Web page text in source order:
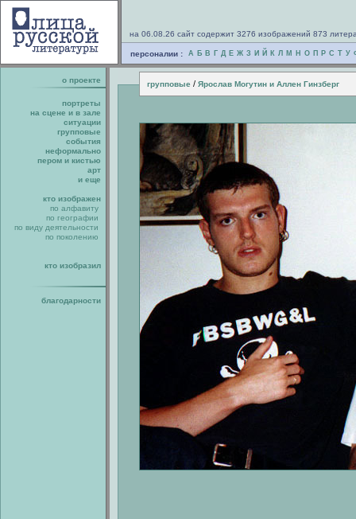
на 06.08.26 сайт содержит 3276 изображений 873
персоналии : А Б В Г Д Е Ж З И Й К Л М Н О П Р С Т У
о проекте групповые / Ярослав Могутин и Аллен Гинзберг
портреты
на сцене и в зале
ситуации
групповые
события
неформально
пером и кистью
арт
и еще
кто изображен
по алфавиту
по географии
по виду деятельности
по поколению
кто изобразил
благодарности